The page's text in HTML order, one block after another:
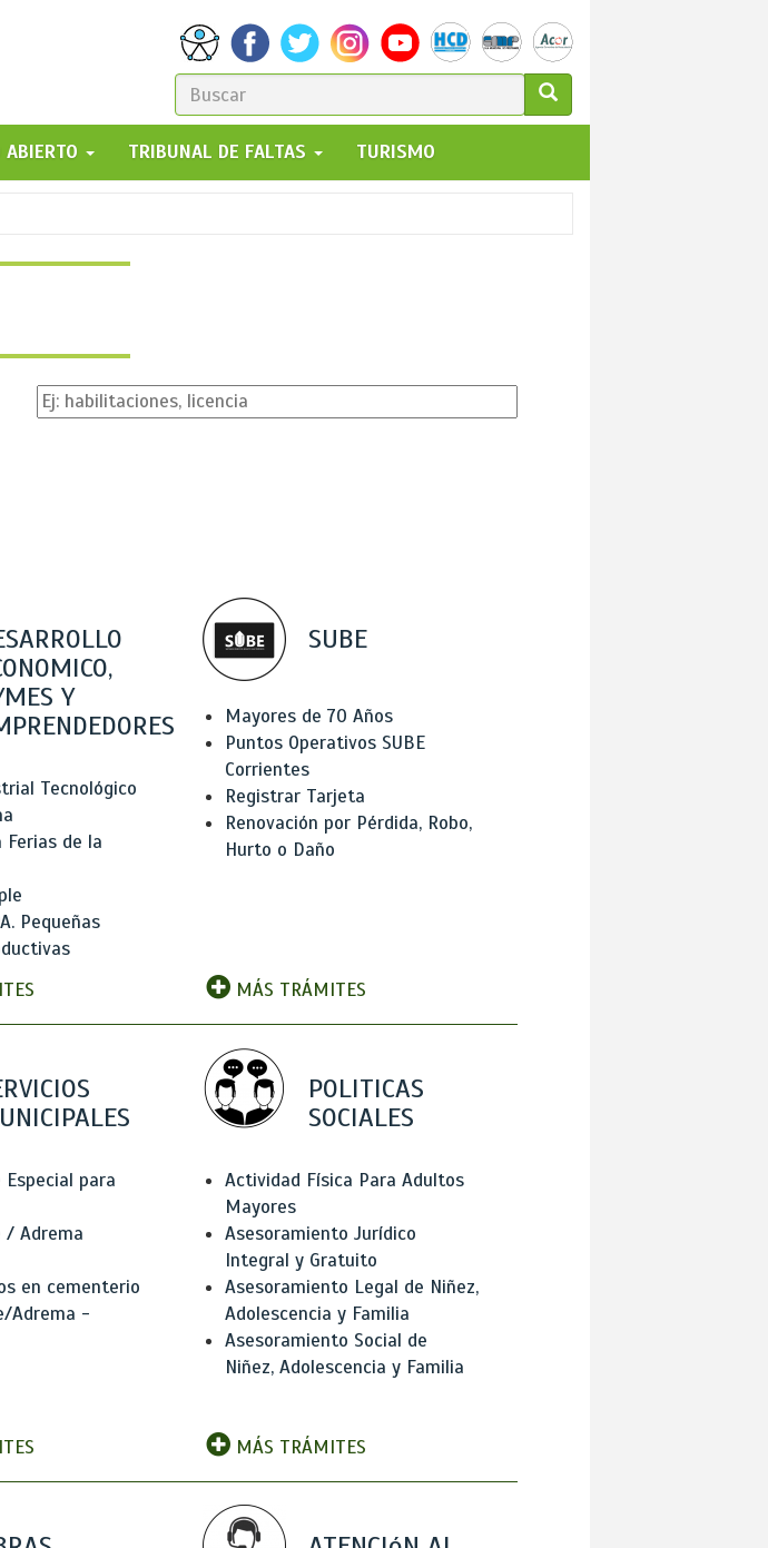
FORMULARIO
DE
BÚSQUEDA
GO!
ABIERTO TRIBUNAL DE FALTAS TURISMO
Y
Tecnológico
Ferias de la
Pequeñas
SUBE
Mayores de 70 Años
Puntos Operativos SUBE
Corrientes
Registrar Tarjeta
Renovación por Pérdida, Robo,
Hurto o Daño
MÁS TRÁMITES
para
/ Adrema
en cementerio
Adrema -
POLITICAS
SOCIALES
Actividad Física Para Adultos
Mayores
Asesoramiento Jurídico
Integral y Gratuito
Asesoramiento Legal de Niñez,
Adolescencia y Familia
Asesoramiento Social de
Niñez, Adolescencia y Familia
MÁS TRÁMITES